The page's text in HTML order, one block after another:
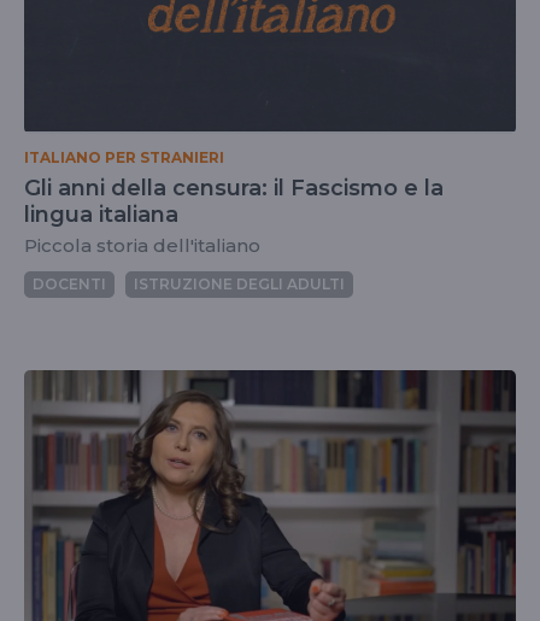
ITALIANO PER STRANIERI
Gli anni della censura: il Fascismo e la
lingua italiana
Piccola storia dell'italiano
DOCENTI ISTRUZIONE DEGLI ADULTI